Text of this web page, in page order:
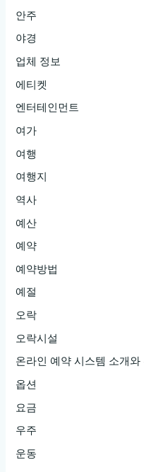
안주
야경
업체 정보
에티켓
엔터테인먼트
여가
여행
여행지
역사
예산
예약
예약방법
예절
오락
오락시설
온라인 예약 시스템 소개
옵션
요금
우주
운동